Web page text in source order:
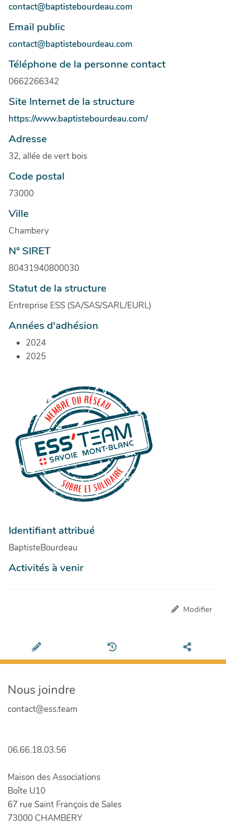
contact@baptistebourdeau.com
Email public
contact@baptistebourdeau.com
Téléphone de la personne contact
0662266342
Site Internet de la structure
https://www.baptistebourdeau.com/
Adresse
32, allée de vert bois
Code postal
73000
Ville
Chambery
N° SIRET
80431940800030
Statut de la structure
Entreprise ESS (SA/SAS/SARL/EURL)
Années d'adhésion
2024
2025
Identifiant attribué
BaptisteBourdeau
Activités à venir
Modifier
Nous joindre
contact@ess.team
06.66.18.03.56
Maison des Associations
Boîte U10
67 rue Saint François de Sales
73000 CHAMBERY